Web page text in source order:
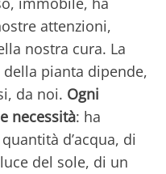
attenzioni,
nostra cura. La
della pianta dipende,
da noi. Ogni
necessità: ha
d’acqua, di
del sole, di un